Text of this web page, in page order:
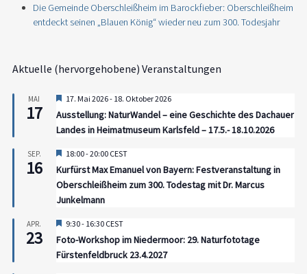
Die Gemeinde Oberschleißheim im Barockfieber: Oberschleißheim
entdeckt seinen „Blauen König“ wieder neu zum 300. Todesjahr
Aktuelle (hervorgehobene) Veranstaltungen
MAI
17
Hervorgehoben
17. Mai 2026- 18. Oktober 2026
Ausstellung: NaturWandel – eine Geschichte des Dachauer
Landes in Heimatmuseum Karlsfeld – 17.5.- 18.10.2026
SEP.
16
Hervorgehoben
18:00-20:00 CEST
Kurfürst Max Emanuel von Bayern: Festveranstaltung in
Oberschleißheim zum 300. Todestag mit Dr. Marcus
Junkelmann
APR.
23
Hervorgehoben
9:30- 16:30 CEST
Foto-Workshop im Niedermoor: 29. Naturfototage
Fürstenfeldbruck 23.4.2027